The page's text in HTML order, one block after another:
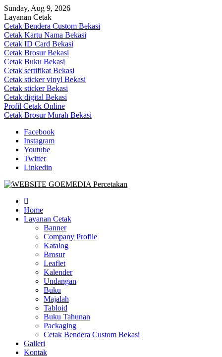
Skip
to
content
Sunday, Aug 9, 2026
Layanan Cetak
Cetak Bendera Custom Bekasi
Cetak Kartu Nama Bekasi
Cetak ID Card Bekasi
Cetak Brosur Bekasi
Cetak Buku Bekasi
Cetak sertifikat Bekasi
Cetak sticker vinyl Bekasi
Cetak sticker Bekasi
Cetak digital Bekasi
Profil Cetak Online
Cetak Brosur Murah Bekasi
Facebook
Instagram
Youtube
Twitter
Linkedin
Goe Media Percetakan | 0822-4439-5599 (Call/WA)
0822-4439-5599 (Call/WA) Percetakan jasa cetak banner buku yasin
invoice kartu nama label map nota spanduk stiker undangan
pernikahan murah online 24 jam
Home
Layanan Cetak
Banner
Company Profile
Katalog
Brosur
Leaflet
Kalender
Undangan
Buku
Majalah
Tabloid
Buku Tahunan
Packaging
Cetak Bendera Custom Bekasi
Galleri
Kontak